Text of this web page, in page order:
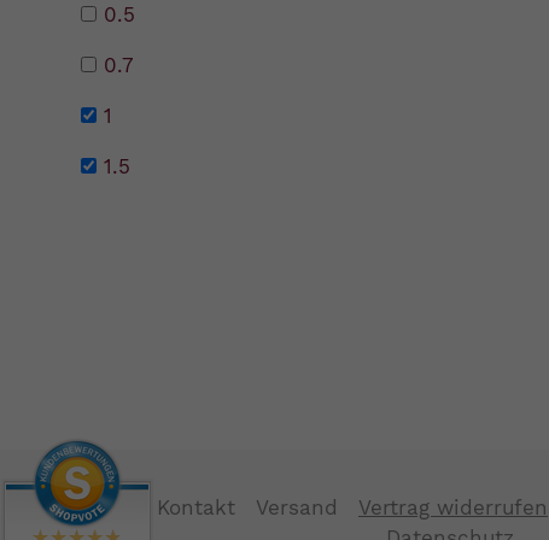
0.5
0.7
1
1.5
Kontakt Versand Vertrag widerrufen